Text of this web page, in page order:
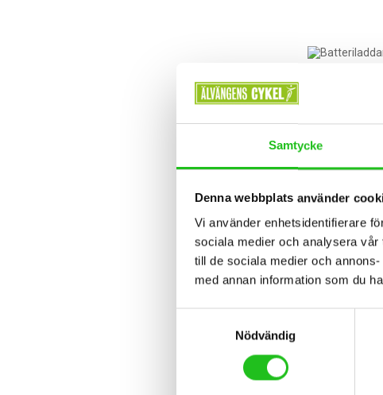
Samtycke
Denna webbplats använder
Vi använder enhetsidentifierare
sociala medier och analysera
till de sociala medier och
med annan information som du
Nödvändig